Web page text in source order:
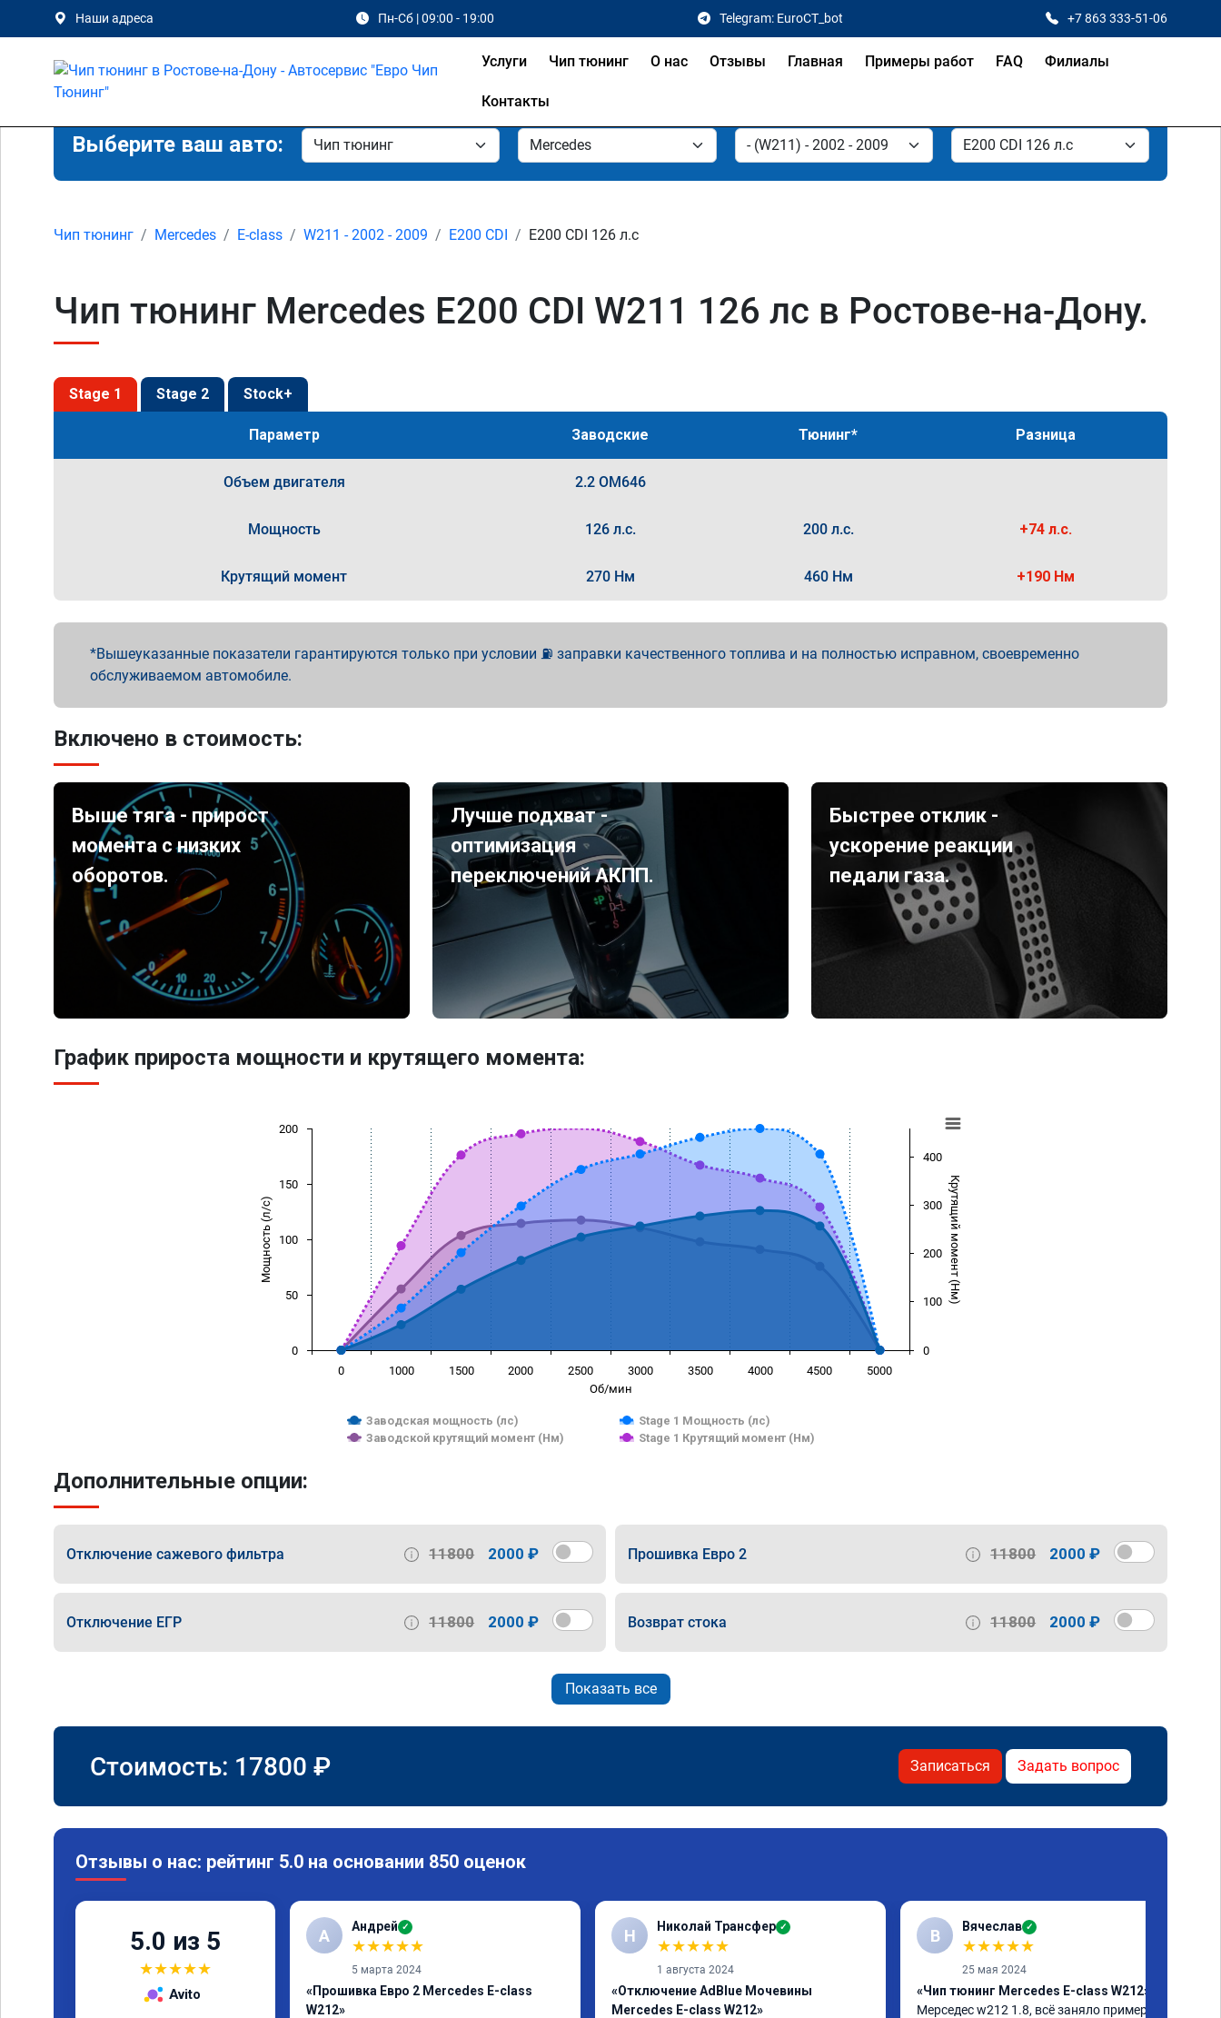
Наши адреса Пн-Сб | 09:00 - 19:00 Telegram: EuroCT_bot +7 863 333-51-06
Услуги Чип тюнинг О нас Отзывы Главная Примеры работ FAQ Филиалы
Контакты
Выберите ваш авто:
Чип тюнинг Mercedes E-class W211 - 2002 - 2009 E200 CDI E200 CDI 126 л.с
Чип тюнинг Mercedes E200 CDI W211 126 лс в Ростове-на-Дону.
Stage 1 Stage 2 Stock+
Параметр Заводские Тюнинг* Разница
Объем двигателя 2.2 OM646
Мощность 126 л.с. 200 л.с. +74 л.с.
Крутящий момент 270 Нм 460 Нм +190 Нм
Вышеуказанные показатели гарантируются только при условии ⛽ заправки качественного топлива и на полностью исправном, своевременно
обслуживаемом автомобиле.
Включено в стоимость:
Выше тяга - прирост
момента с низких
оборотов.
Лучше подхват -
оптимизация
переключений АКПП.
Быстрее отклик -
ускорение реакции
педали газа.
График прироста мощности и крутящего момента:
Об/мин
Мощность (л/с) Крутящий момент (Нм)
Заводская мощность (лс)
Stage 1 Мощность (лс)
Заводской крутящий момент (Нм)
Stage 1 Крутящий момент (Нм)
0 1000 1500 2000 2500 3000 3500 4000 4500 5000
0
50
100
150
200
0
100
200
300
400
Дополнительные опции:
Отключение сажевого фильтра 11800 2000 ₽ Прошивка Евро 2 11800 2000 ₽
Отключение ЕГР 11800 2000 ₽ Возврат стока 11800 2000 ₽
Показать все
Стоимость: 17800 ₽ Записаться Задать вопрос
Отзывы о нас: рейтинг 5.0 на основании 850 оценок
5.0 из 5
★★★★★
Avito
А Андрей ✓
★★★★★
5 марта 2024
«Прошивка Евро 2 Mercedes E-class
W212»
Н Николай Трансфер ✓
★★★★★
1 августа 2024
«Отключение AdBlue Мочевины
Mercedes E-class W212»
В Вячеслав ✓
★★★★★
25 мая 2024
«Чип тюнинг Mercedes E-class W212»
Мерседес w212 1.8, всё заняло примерно